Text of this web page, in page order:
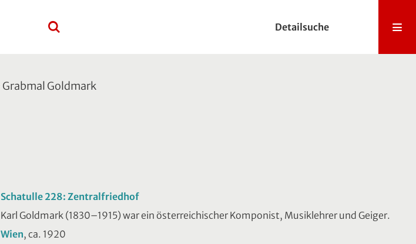
Detailsuche
Grabmal Goldmark
Schatulle 228: Zentralfriedhof
Karl Goldmark (1830–1915) war ein österreichischer Komponist, Musiklehrer und Geiger.
Wien, ca. 1920